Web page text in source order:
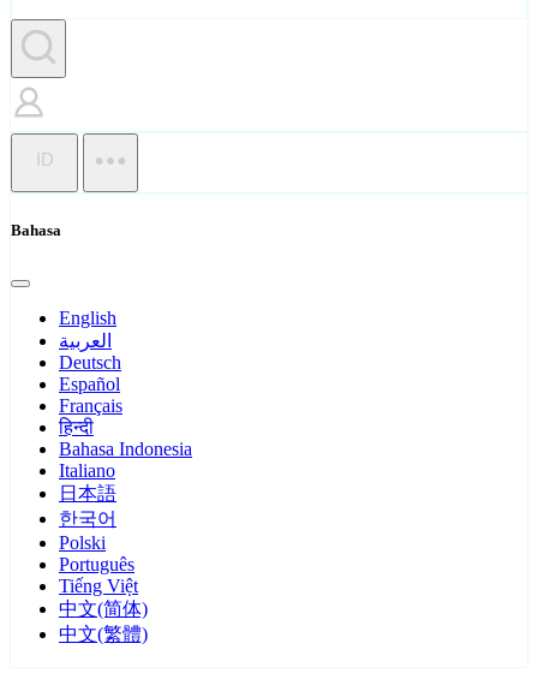
ID
Bahasa
English
العربية
Deutsch
Español
Français
हिन्दी
Bahasa Indonesia
Italiano
日本語
한국어
Polski
Português
Tiếng Việt
中文(简体)
中文(繁體)